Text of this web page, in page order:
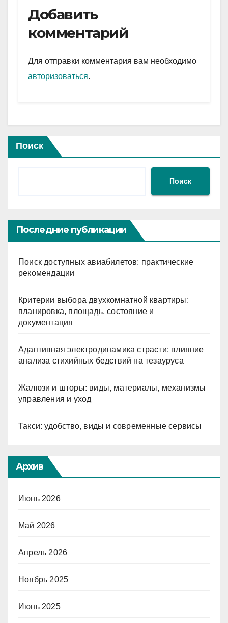
e
gr
a
m
er
s
A
p
и
Добавить
комментарий
Для отправки комментария вам необходимо
авторизоваться.
Поиск
Поиск
Последние публикации
Поиск доступных авиабилетов: практические
рекомендации
Критерии выбора двухкомнатной квартиры:
планировка, площадь, состояние и
документация
Адаптивная электродинамика страсти: влияние
анализа стихийных бедствий на тезауруса
Жалюзи и шторы: виды, материалы, механизмы
управления и уход
Такси: удобство, виды и современные сервисы
Архив
Июнь 2026
Май 2026
Апрель 2026
Ноябрь 2025
Июнь 2025